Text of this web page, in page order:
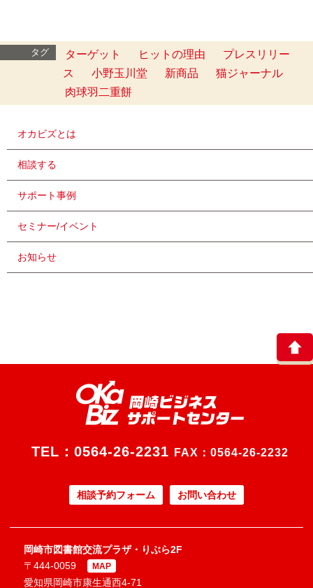
タグ ターゲット ヒットの理由
プレスリリー
ス
小野玉川堂 新商品
猫ジャーナル
肉球羽二重餅
オカビズとは
相談する
サポート事例
セミナー/イベント
お知らせ
TEL： 0564-26-2231 FAX：0564-26-2232
相談予約フォーム お問い合わせ
岡崎市図書館交流プラザ・りぶら2F
〒444-0059
MAP
愛知県岡崎市康生通西4-71